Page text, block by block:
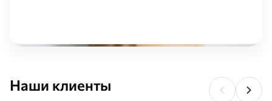
Наши клиенты